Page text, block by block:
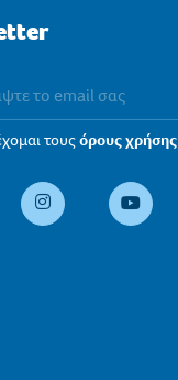
τουςόρους χρήσης